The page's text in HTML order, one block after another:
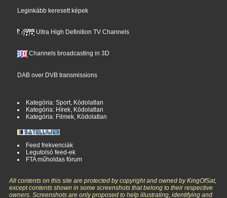
Leginkább keresett képek
Ultra High Definition TV Channels
Channels broadcasting in 3D
DAB over DVB transmissions
Kategória: Sport, Kódolatlan
Kategória: Hírek, Kódolatlan
Kategória: Filmek, Kódolatlan
Feed frekvenciák
Legutolsó feed-ek
FTA műholdas fórum
All contents on this site are protected by copyright and owned by KingOfSat,
except contents shown in some screenshots that belong to their respective
owners. Screenshots are only proposed to help illustrating, identifying and